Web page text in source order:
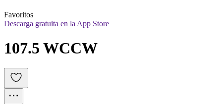
Favoritos
Descarga gratuita en la App Store
107.5 WCCW